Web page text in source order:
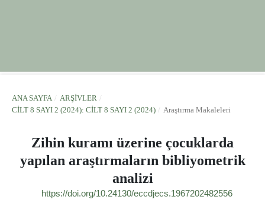
ANA SAYFA / ARŞIVLER /
CILT 8 SAYI 2 (2024): CILT 8 SAYI 2 (2024) / Araştırma Makaleleri
Zihin kuramı üzerine çocuklarda
yapılan araştırmaların bibliyometrik
analizi
https://doi.org/10.24130/eccdjecs.1967202482556